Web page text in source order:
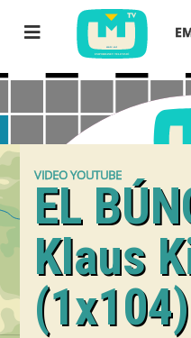
VIDEO YOUTUBE
EL
Klaus
(1x104)